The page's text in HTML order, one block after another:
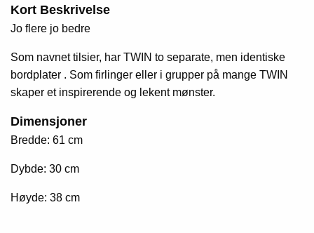
Kort Beskrivelse
Jo flere jo bedre
Som navnettilsier, har TWIN to separate, men identiske
bordplater . Som firlinger eller i grupper på mange TWIN
skaper et inspirerende og lekent mønster.
Dimensjoner
Bredde: 61 cm
Dybde: 30 cm
Høyde: 38 cm